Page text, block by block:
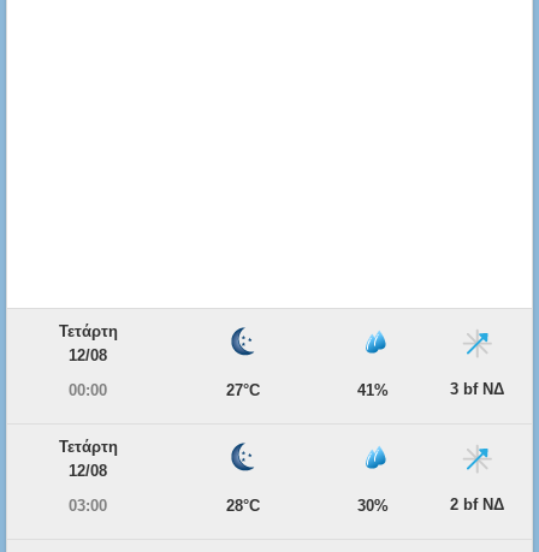
Τετάρτη
12/08
00:00
27°C 41% 3 bf ΝΔ
Τετάρτη
12/08
03:00
28°C 30% 2 bf ΝΔ